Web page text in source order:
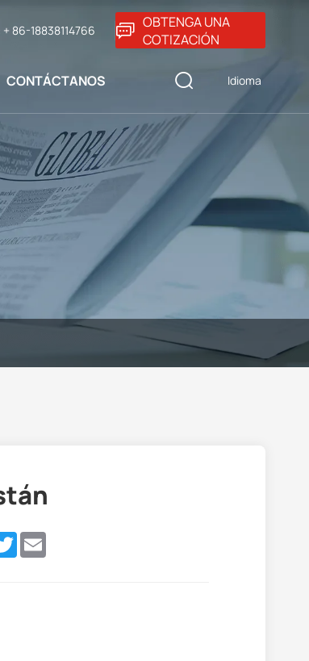
86-18838114766
OBTENGA UNA
COTIZACIÓN
CONTÁCTANOS Idioma
TwitterEmail